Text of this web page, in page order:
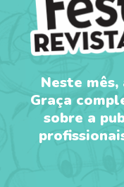
Neste
Graça
sobre a